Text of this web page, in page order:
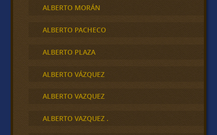
ALBERTO MORÁN
ALBERTO PACHECO
ALBERTO PLAZA
ALBERTO VÁZQUEZ
ALBERTO VAZQUEZ
ALBERTO VAZQUEZ .